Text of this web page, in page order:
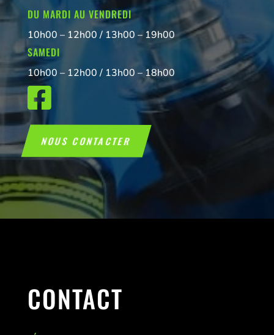
DU MARDI AU VENDREDI
10h00 – 12h00 / 13h00 – 19h00
SAMEDI
10h00 – 12h00 / 13h00 – 18h00

NOUS CONTACTER
CONTACT